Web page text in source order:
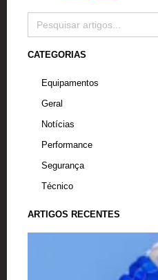
t
a
r
m
e
b
o
t
u
Search
for:
CATEGORIAS
Equipamentos
Geral
Notícias
Performance
Segurança
Técnico
ARTIGOS RECENTES